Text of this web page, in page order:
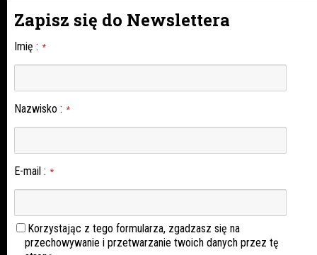
Zapisz się do Newslettera
Imię : *
Nazwisko : *
E-mail : *
Korzystając z tego formularza, zgadzasz się na
przechowywanie i przetwarzanie twoich danych przez tę